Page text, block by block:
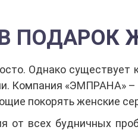
ПОДАРОК
Однако существует
Компания «ЭМПРАНА» –
покорять женские
от всех будничных